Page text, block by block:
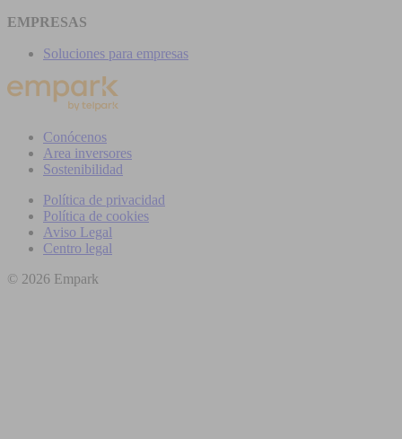
EMPRESAS
Soluciones para empresas
Conócenos
Area inversores
Sostenibilidad
Política de privacidad
Política de cookies
Aviso Legal
Centro legal
© 2026 Empark